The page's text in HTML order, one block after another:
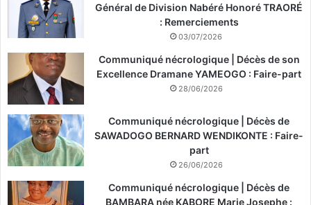
Général de Division Nabéré Honoré TRAORÉ
: Remerciements
03/07/2026
Communiqué nécrologique | Décès de son
Excellence Dramane YAMEOGO : Faire-part
28/06/2026
Communiqué nécrologique | Décès de
SAWADOGO BERNARD WENDIKONTE : Faire-
part
26/06/2026
Communiqué nécrologique | Décès de
BAMBARA née KABORE Marie Josephe :